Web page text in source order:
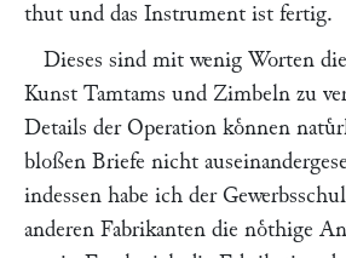
thut und das Instrument ist fertig.
Dieses sind mit wenig Worten
Kunst Tamtams und Zimbeln zu
Details der Operation koͤnnen
bloßen Briefe nicht
indessen habe ich der
anderen Fabrikanten die noͤthige